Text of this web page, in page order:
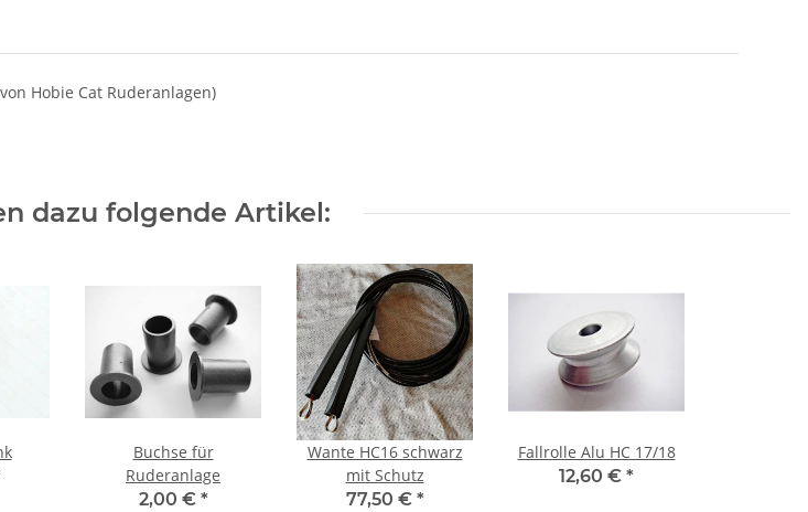
Hobie Cat Ruderanlagen)
dazu folgende Artikel:
Buchse für
Ruderanlage
2,00 € *
Wante HC16 schwarz
mit Schutz
77,50 € *
Fallrolle Alu HC 17/18
12,60 € *